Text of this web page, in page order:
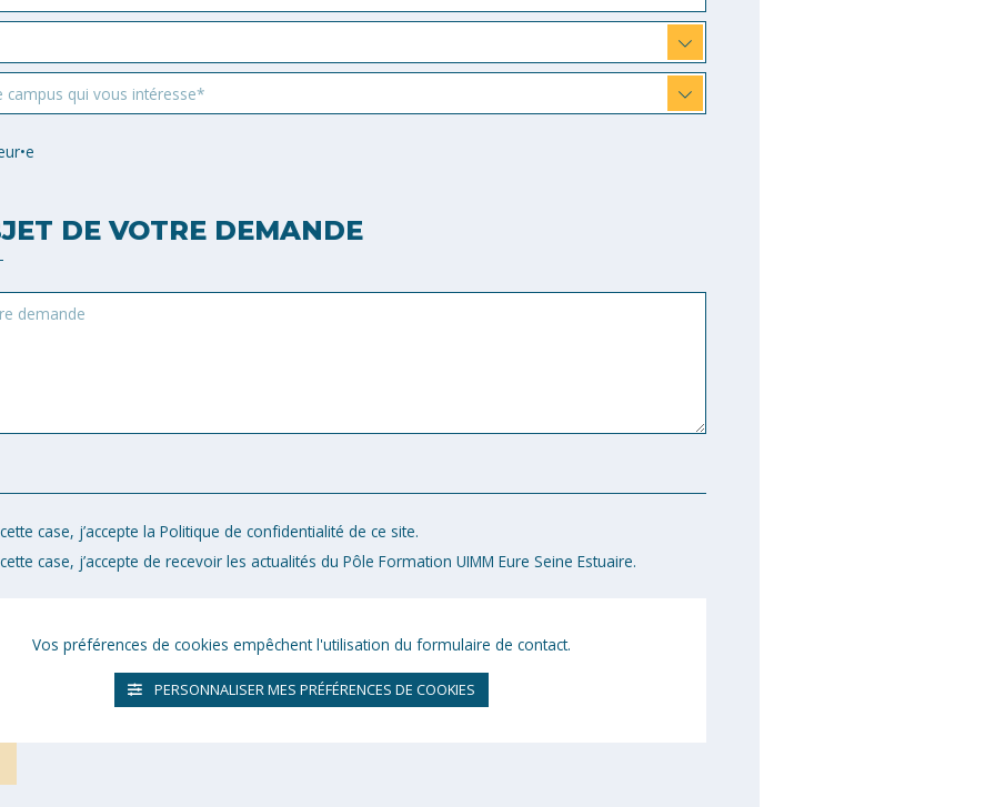
campus qui vous intéresse*
DE VOTRE DEMANDE
case, j’accepte la Politique de confidentialité de ce site.
case, j’accepte de recevoir les actualités du Pôle Formation UIMM Eure Seine Estuaire.
Vos préférences de cookies empêchent l'utilisation du formulaire de contact.
PERSONNALISER MES PRÉFÉRENCES DE COOKIES